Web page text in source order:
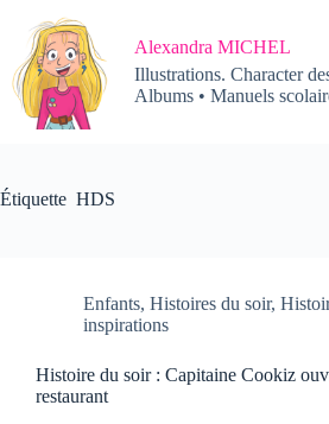
contenu
Alexandra MICHEL
Illustrations. Character
Albums • Manuels
Étiquette HDS
Enfants, Histoires du soir,
inspirations
Histoire du soir : Capitaine Cookiz
restaurant